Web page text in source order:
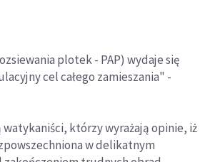
plotek - PAP) wydaje się
cel całego zamieszania" -
watykaniści, którzy wyrażają opinie, iż
w delikatnym